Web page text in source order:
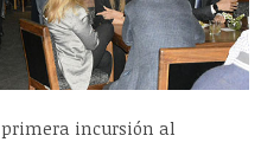
primera incursión al